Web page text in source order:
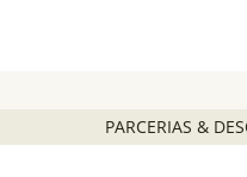
PARCERIAS &